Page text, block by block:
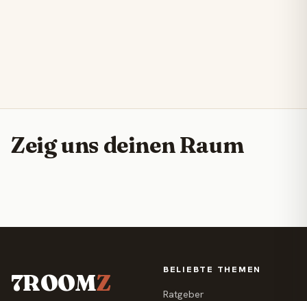
Zeig uns deinen Raum
7ROOMZ BELIEBTE THEMEN
Ratgeber